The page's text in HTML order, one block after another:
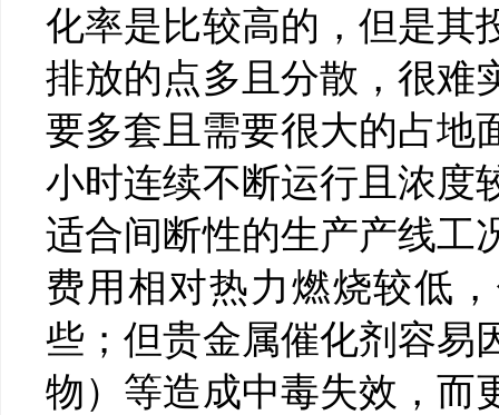
化率是比较高的，但是其
排放的点多且分散，很难
要多套且需要很大的占地
小时连续不断运行且浓度
适合间断性的生产产线工
费用相对热力燃烧较低
些；但贵金属催化剂容易
物）等造成中毒失效，而